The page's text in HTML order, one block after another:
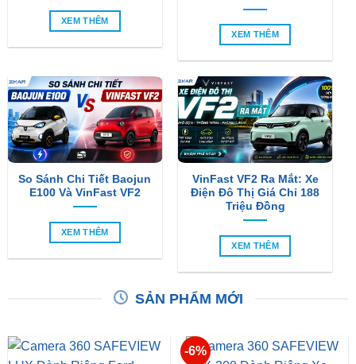
So Sánh Chi Tiết Baojun
E100 Và VinFast VF2
XEM THÊM
VinFast VF2 Ra Mắt: Xe
Điện Đô Thị Giá Chỉ 188
Triệu Đồng
XEM THÊM
SẢN PHẨM MỚI